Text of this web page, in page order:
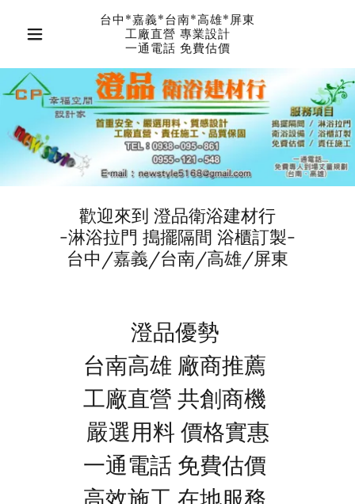
台中*嘉義*台南*高雄*屏東
工廠直營 專業設計
一通電話 免費估價
歡迎來到 澄品衛浴建材行
-淋浴拉門 搗擺隔間 浴櫃訂製-
台中/嘉義/台南/高雄/屏東
澄品優勢
台南高雄 廠商推薦
工廠直營 共創商機
嚴選用料 價格實惠
一通電話 免費估價